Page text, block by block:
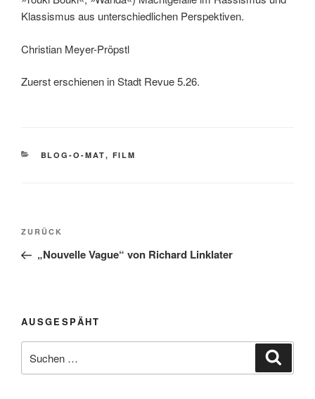
Klassismus aus unterschiedlichen Perspektiven.
Christian Meyer-Pröpstl
Zuerst erschienen in Stadt Revue 5.26.
KATEGORIEN
BLOG-O-MAT, FILM
Beitragsnavigation
Vorheriger
Beitrag
ZURÜCK
„Nouvelle Vague“ von Richard Linklater
AUSGESPÄHT
nach: